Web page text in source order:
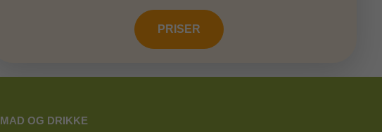
PRISER
MAD OG DRIKKE